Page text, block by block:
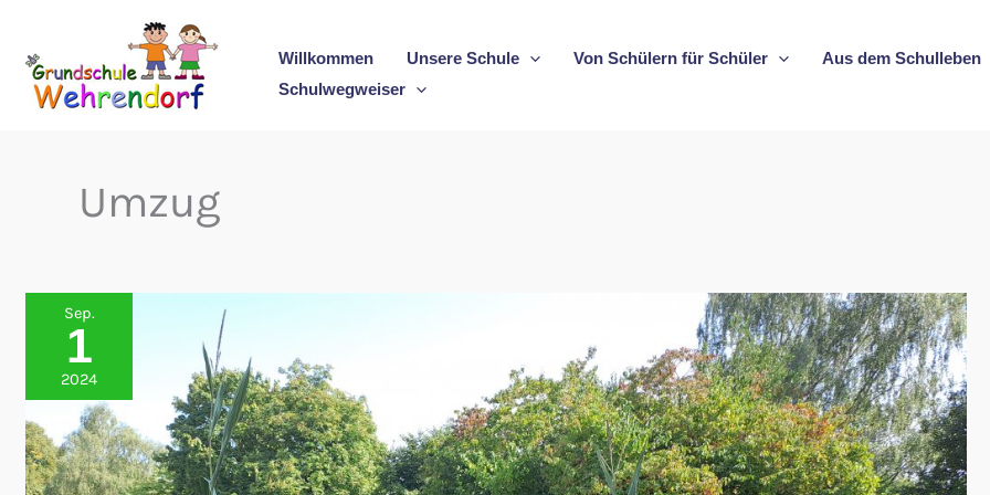
springen
Willkommen Unsere Schule Von Schülern für Schüler
Aus dem Schulleben
Schulwegweiser
Umzug
Sep.
1
2024